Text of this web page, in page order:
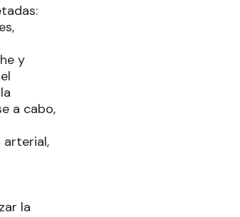
y
a cabo,
arterial,
la